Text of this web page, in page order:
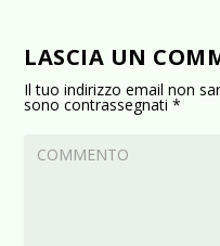
LASCIA UN
Il tuo indirizzo email non
sono contrassegnati*